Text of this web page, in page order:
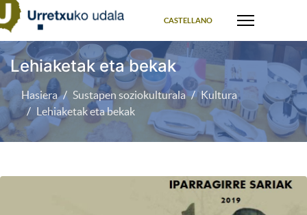
CASTELLANO
Lehiaketak eta bekak
Hasiera Sustapen soziokulturala
Kultura
Lehiaketak eta bekak